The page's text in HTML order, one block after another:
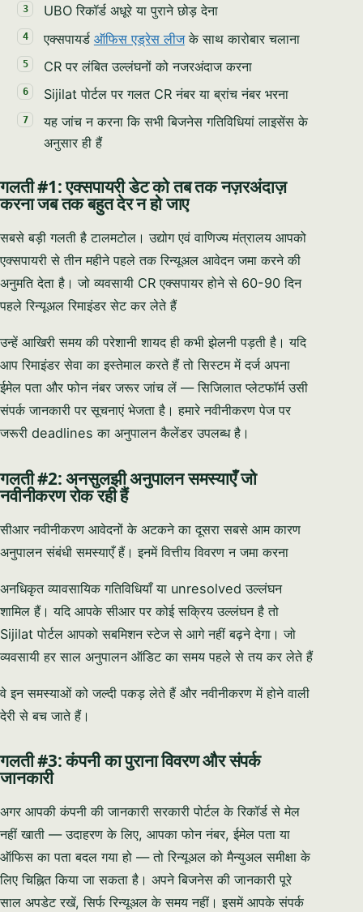
UBO रिकॉर्ड अधूरे या पुराने छोड़ देना
एक्सपायर्ड ऑफिस एड्रेस लीजके साथ कारोबार चलाना
CR पर लंबित उल्लंघनों को नजरअंदाज करना
Sijilat पोर्टल पर गलत CR नंबर या ब्रांच नंबर भरना
यह जांच न करना कि सभी बिजनेस गतिविधियां लाइसेंस के
अनुसार ही हैं
गलती #1: एक्सपायरी डेट को तब तक नज़रअंदाज़
करना जब तक बहुत देर न हो जाए
सबसे बड़ी गलती है टालमटोल। उद्योग एवं वाणिज्य मंत्रालय आपको
एक्सपायरी से तीन महीने पहले तक रिन्यूअल आवेदन जमा करने की
अनुमति देता है। जो व्यवसायी CR एक्सपायर होने से 60-90 दिन
पहले रिन्यूअल रिमाइंडर सेट कर लेते हैं
उन्हें आखिरी समय की परेशानी शायद ही कभी झेलनी पड़ती है। यदि
आप रिमाइंडर सेवा का इस्तेमाल करते हैं तो सिस्टम में दर्ज अपना
ईमेल पता और फोन नंबर जरूर जांच लें — सिजिलात प्लेटफॉर्म उसी
संपर्क जानकारी पर सूचनाएं भेजता है। हमारे नवीनीकरण पेज पर
जरूरी deadlines का अनुपालन कैलेंडर उपलब्ध है।
गलती #2: अनसुलझी अनुपालन समस्याएँ जो
नवीनीकरण रोक रही हैं
सीआर नवीनीकरण आवेदनों के अटकने का दूसरा सबसे आम कारण
अनुपालन संबंधी समस्याएँ हैं। इनमें वित्तीय विवरण न जमा करना
अनधिकृत व्यावसायिक गतिविधियाँ या unresolved उल्लंघन
शामिल हैं। यदि आपके सीआर पर कोई सक्रिय उल्लंघन है तो
Sijilat पोर्टल आपको सबमिशन स्टेज से आगे नहीं बढ़ने देगा। जो
व्यवसायी हर साल अनुपालन ऑडिट का समय पहले से तय कर लेते हैं
वे इन समस्याओं को जल्दी पकड़ लेते हैं और नवीनीकरण में होने वाली
देरी से बच जाते हैं।
गलती #3: कंपनी का पुराना विवरण और संपर्क
जानकारी
अगर आपकी कंपनी की जानकारी सरकारी पोर्टल के रिकॉर्ड से मेल
नहीं खाती — उदाहरण के लिए, आपका फोन नंबर, ईमेल पता या
ऑफिस का पता बदल गया हो — तो रिन्यूअल को मैन्युअल समीक्षा के
लिए चिह्नित किया जा सकता है। अपने बिजनेस की जानकारी पूरे
साल अपडेट रखें, सिर्फ रिन्यूअल के समय नहीं। इसमें आपके संपर्क